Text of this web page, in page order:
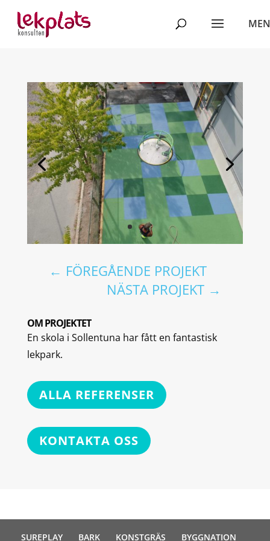
← FÖREGÅENDE PROJEKT
NÄSTA PROJEKT →
OM PROJEKTET
En skola i Sollentuna har fått en fantastisk
lekpark.
ALLA REFERENSER
KONTAKTA OSS
SUREPLAY BARK KONSTGRÄS BYGGNATION